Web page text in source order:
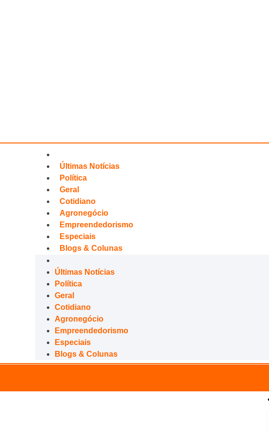
Últimas Notícias
Política
Geral
Cotidiano
Agronegócio
Empreendedorismo
Especiais
Blogs & Colunas
Últimas Notícias
Política
Geral
Cotidiano
Agronegócio
Empreendedorismo
Especiais
Blogs & Colunas